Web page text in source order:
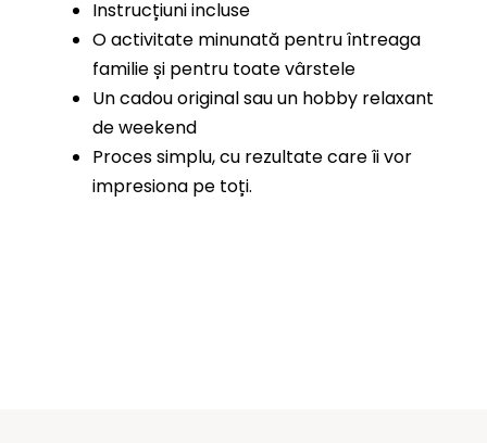
Instrucțiuni incluse
O activitate minunată pentru întreaga
familie și pentru toate vârstele
Un cadou original sau un hobby relaxant
de weekend
Proces simplu, cu rezultate care îi vor
impresiona pe toți.